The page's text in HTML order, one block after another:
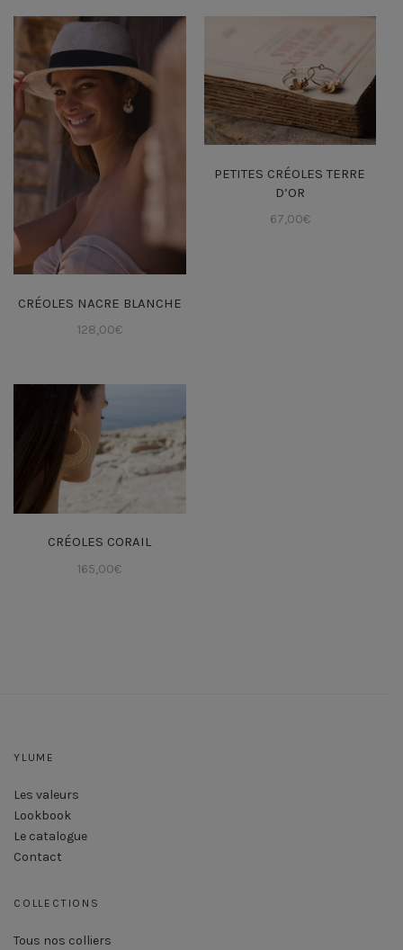
CRÉOLES NACRE BLANCHE
128,00€
PETITES CRÉOLES TERRE
D’OR
67,00€
CRÉOLES CORAIL
165,00€
YLUME
Les valeurs
Lookbook
Le catalogue
Contact
COLLECTIONS
Tous nos colliers